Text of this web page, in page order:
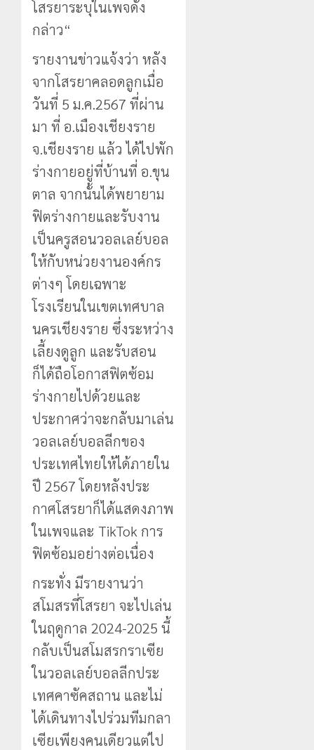
โสรยาระบุในเพจดัง
กล่าว“
รายงานข่าวแจ้งว่า หลัง
จากโสรยาคลอดลูกเมื่อ
วันที่ 5 ม.ค.2567 ที่ผ่าน
มา ที่ อ.เมืองเชียงราย
จ.เชียงราย แล้ว ได้ไปพัก
ร่างกายอยู่ที่บ้านที่ อ.ขุน
ตาล จากนั้นได้พยายาม
ฟิตร่างกายและรับงาน
เป็นครูสอนวอลเลย์บอล
ให้กับหน่วยงานองค์กร
ต่างๆ โดยเฉพาะ
โรงเรียนในเขตเทศบาล
นครเชียงราย ซึ่งระหว่าง
เลี้ยงดูลูก และรับสอน
ก็ได้ถือโอกาสฟิตซ้อม
ร่างกายไปด้วยและ
ประกาศว่าจะกลับมาเล่น
วอลเลย์บอลลีกของ
ประเทศไทยให้ได้ภายใน
ปี 2567 โดยหลังประ
กาศโสรยาก็ได้แสดงภาพ
ในเพจและ TikTok การ
ฟิตซ้อมอย่างต่อเนื่อง
กระทั่ง มีรายงานว่า
สโมสรที่โสรยา จะไปเล่น
ในฤดูกาล 2024-2025 นี้
กลับเป็นสโมสรกราเซีย
ในวอลเลย์บอลลีกประ
เทศคาซัคสถาน และไม่
ได้เดินทางไปร่วมทีมกลา
เซียเพียงคนเดียวแต่ไป